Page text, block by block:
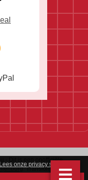
- Dit is een onofficiële
. Transformers is een
Lees onze privacy statement